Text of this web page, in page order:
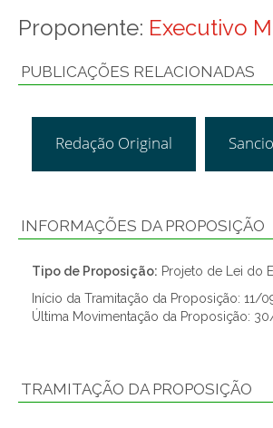
Proponente: Executivo
PUBLICAÇÕES RELACIONADAS
Redação Original
INFORMAÇÕES DA PROPOSIÇÃO
Tipo de Proposição: Projeto de Lei do
Início da Tramitação da Proposição: 11/
Última Movimentação da Proposição:
TRAMITAÇÃO DA PROPOSIÇÃO